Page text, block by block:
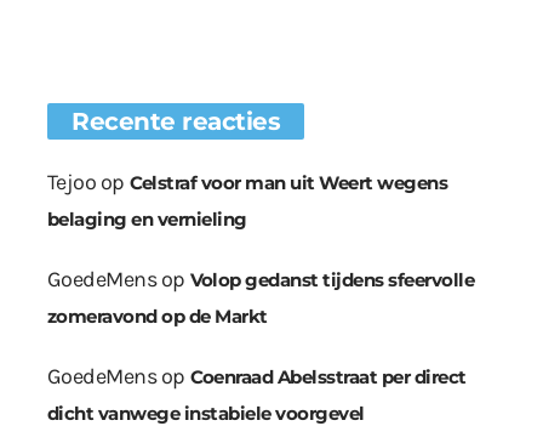
Recente reacties
Tejoo op Celstraf voor man uit Weert wegens
belaging en vernieling
GoedeMensop Volop gedanst tijdens sfeervolle
zomeravond op de Markt
GoedeMensop Coenraad Abelsstraat per direct
dicht vanwege instabiele voorgevel